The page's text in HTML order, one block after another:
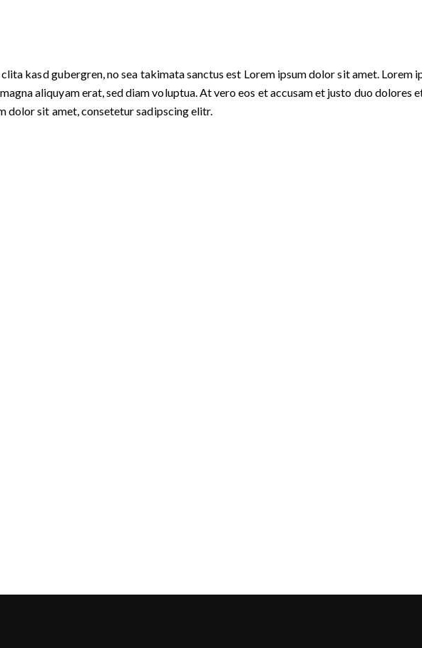
kasd gubergren, no sea takimata sanctus est Lorem ipsum dolor sit amet.
aliquyam erat, sed diam voluptua. At vero eos et accusam et justo duo dolores
dolor sit amet, consetetur sadipscing elitr.